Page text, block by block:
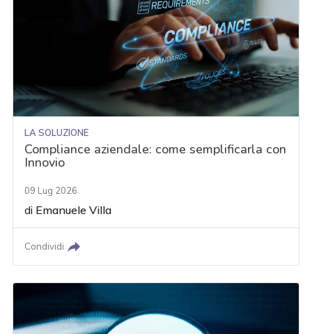
LA SOLUZIONE
Compliance aziendale: come semplificarla con
Innovio
09 Lug 2026
di Emanuele Villa
Condividi